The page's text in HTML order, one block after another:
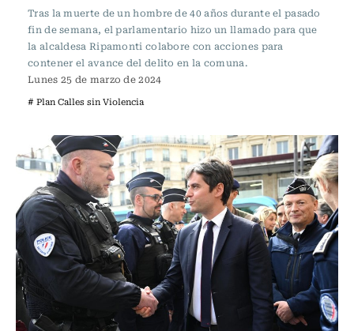
Tras la muerte de un hombre de 40 años durante el pasado
fin de semana, el parlamentario hizo un llamado para que
la alcaldesa Ripamonti colabore con acciones para
contener el avance del delito en la comuna.
Lunes 25 de marzo de 2024
# Plan Calles sin Violencia